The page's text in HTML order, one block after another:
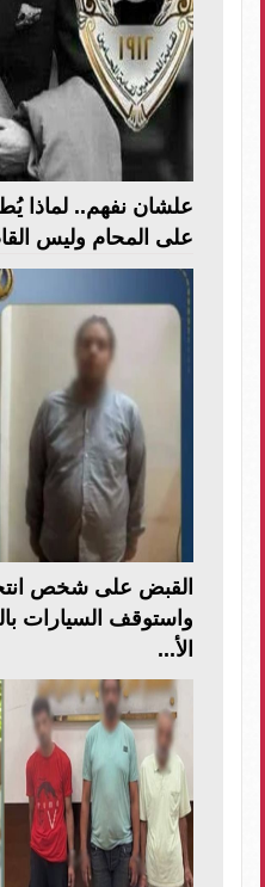
علشان نفهم.. لماذا
على المحام وليس
القبض على شخص
واستوقف السيارات
الأ...